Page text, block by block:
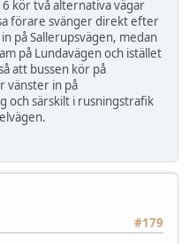
kör två alternativa vägar
förare svänger direkt efter
på Sallerupsvägen, medan
på Lundavägen och istället
att bussen kör på
vänster in på
och särskilt i rusningstrafik
#179